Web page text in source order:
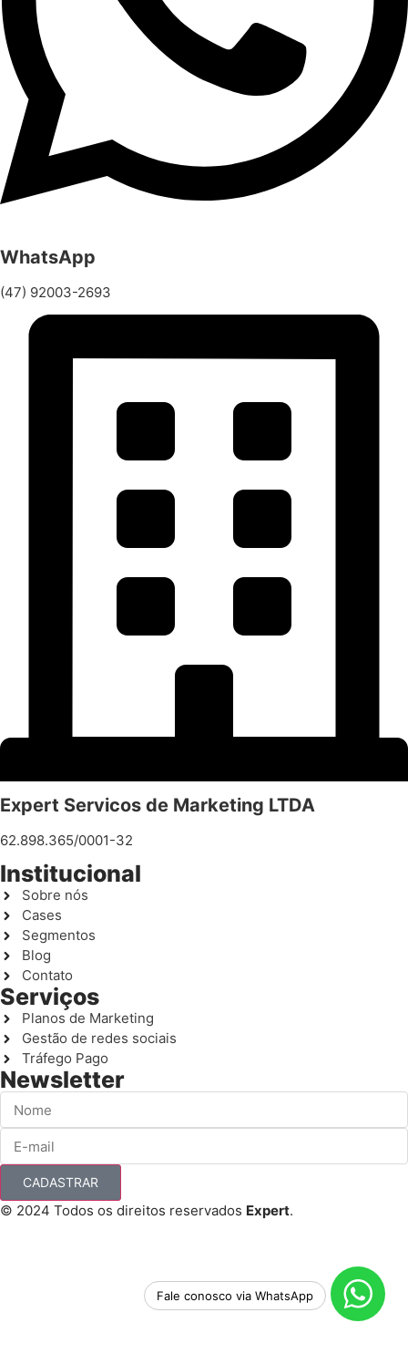
Fale conosco via WhatsApp
WhatsApp
(47) 92003-2693
Expert Servicos de Marketing LTDA
62.898.365/0001-32
Institucional
Sobre nós
Cases
Segmentos
Blog
Contato
Serviços
Planos de Marketing
Gestão de redes sociais
Tráfego Pago
Newsletter
CADASTRAR
© 2024 Todos os direitos reservados Expert.